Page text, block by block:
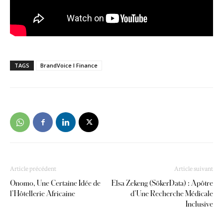
TAGS BrandVoice I Finance
Article précédent
Onomo, Une Certaine Idée de
l’Hôtellerie Africaine
Article suivant
Elsa Zekeng (SökerData) : Apôtre
d’Une Recherche Médicale
Inclusive